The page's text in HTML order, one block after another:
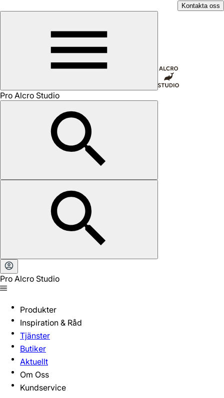
Kontakta oss
Pro Alcro Studio
Pro Alcro Studio
Produkter
Inspiration & Råd
Tjänster
Butiker
Aktuellt
Om Oss
Kundservice